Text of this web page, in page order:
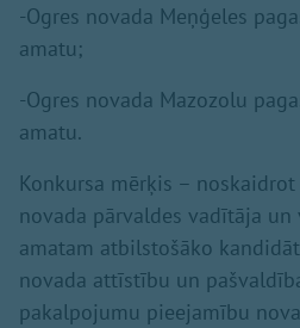
-Ogres novada Meņģeles
amatu;
-Ogres novada Mazozolu
amatu.
Konkursa mērķis –
novada pārvaldes vadītāja
amatam atbilstošāko
novada attīstību un
pakalpojumu pieejamību